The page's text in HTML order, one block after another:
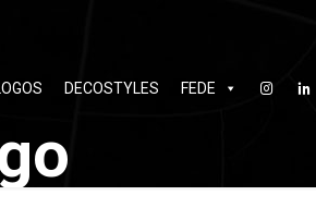
DECOSTYLES FEDE